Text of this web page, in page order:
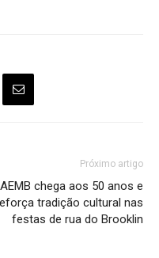
Próximo artigo
AEMB chega aos 50 anos e
tradição cultural nas
festas de rua do Brooklin